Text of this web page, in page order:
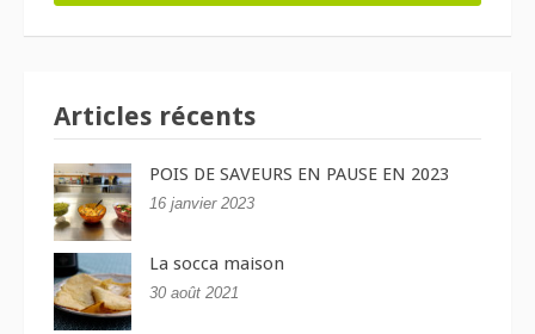
Articles récents
POIS DE SAVEURS EN PAUSE EN 2023
16 janvier 2023
La socca maison
30 août 2021